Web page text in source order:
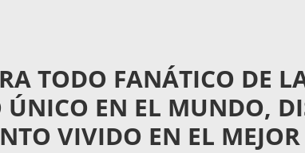
TODO FANÁTICO DE
EN EL MUNDO,
VIVIDO EN EL